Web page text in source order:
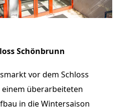
Schönbrunn
vor dem Schloss
überarbeiteten
in die Wintersaison